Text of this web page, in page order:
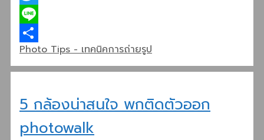
Twitter
Line
Share
Categories
Photo Tips - เทคนิคการถ่ายรูป
5 กล้องน่าสนใจ พกติดตัวออก
photowalk